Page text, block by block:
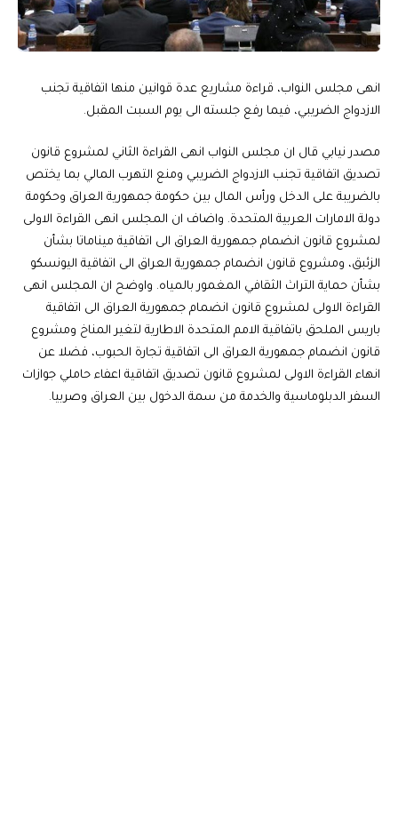
انهى مجلس النواب، قراءة مشاريع عدة قوانين منها اتفاقية تجنب
الازدواج الضريبي، فيما رفع جلسته الى يوم السبت المقبل.
مصدر نيابي قال ان مجلس النواب انهى القراءة الثاني لمشروع قانون
تصديق اتفاقية تجنب الازدواج الضريبي ومنع التهرب المالي بما يختص
بالضريبة على الدخل ورأس المال بين حكومة جمهورية العراق وحكومة
دولة الامارات العربية المتحدة. واضاف ان المجلس انهى القراءة الاولى
لمشروع قانون انضمام جمهورية العراق الى اتفاقية ميناماتا بشأن
الزئبق، ومشروع قانون انضمام جمهورية العراق الى اتفاقية اليونسكو
بشأن حماية التراث الثقافي المغمور بالمياه. واوضح ان المجلس انهى
القراءة الاولى لمشروع قانون انضمام جمهورية العراق الى اتفاقية
باريس الملحق باتفاقية الامم المتحدة الاطارية لتغير المناخ ومشروع
قانون انضمام جمهورية العراق الى اتفاقية تجارة الحبوب، فضلا عن
انهاء القراءة الاولى لمشروع قانون تصديق اتفاقية اعفاء حاملي جوازات
السفر الدبلوماسية والخدمة من سمة الدخول بين العراق وصربيا.